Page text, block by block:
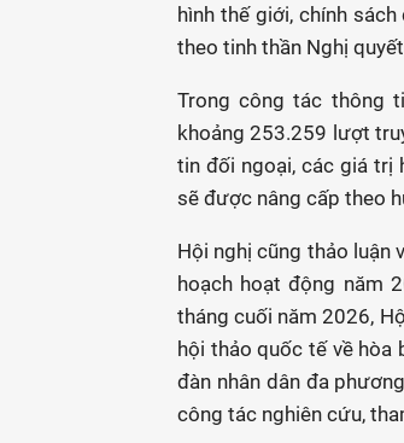
hình thế giới, chính
theo tinh thần Nghị
Trong công tác thông
khoảng 253.259 lượt
tin đối ngoại, các giá trị
sẽ được nâng cấp theo
Hội nghị cũng thảo luận
hoạch hoạt động năm
tháng cuối năm 2026,
hội thảo quốc tế về hòa
đàn nhân dân đa
công tác nghiên cứu,